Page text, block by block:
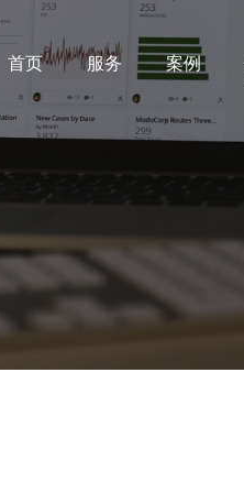
首页 服务 案例